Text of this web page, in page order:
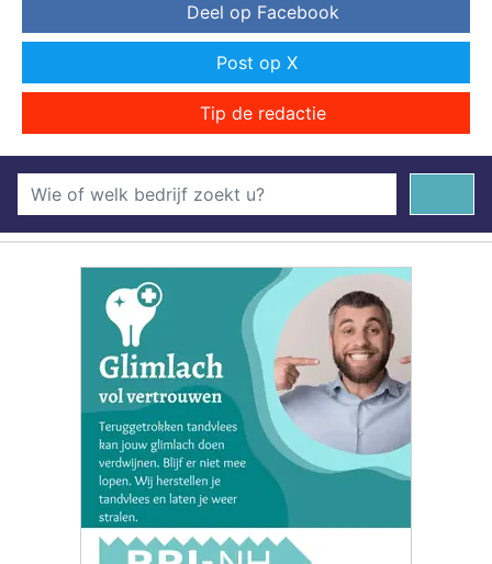
Deel op Facebook
Post op X
Tip de redactie